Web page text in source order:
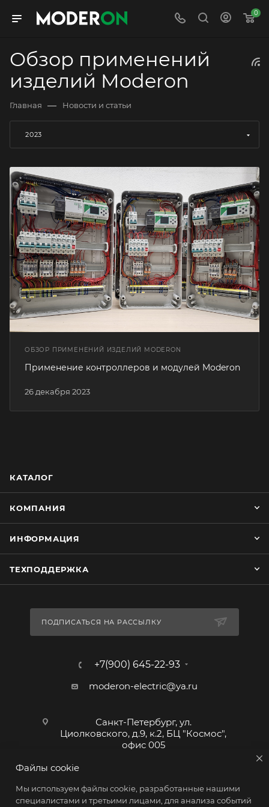
0
Обзор применений
изделий Moderon
Главная — Новости и статьи
2023
ОБЗОР ПРИМЕНЕНИЙ ИЗДЕЛИЙ MODERON
26 декабря 2023
Применение контроллеров и модулей Moderon
КАТАЛОГ
КОМПАНИЯ
ИНФОРМАЦИЯ
ТЕХПОДДЕРЖКА
ПОДПИСАТЬСЯ НА РАССЫЛКУ
+7(900) 645-22-93
moderon-electric@ya.ru
Санкт-Петербург, ул.
Циолковского, д.9, к.2, БЦ "Космос",
офис 005
Файлы cookie
Мы используем файлы cookie, разработанные нашими
специалистами и третьими лицами, для анализа событий